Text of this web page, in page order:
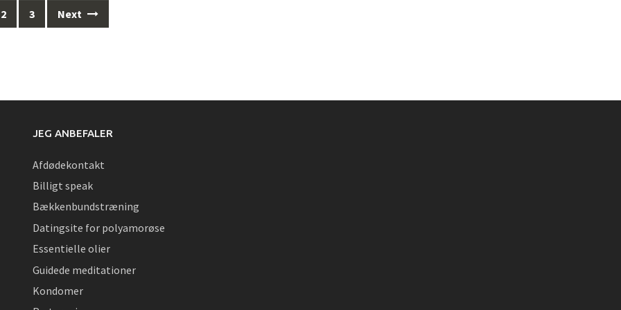
2 3 Next
JEG ANBEFALER
Afdødekontakt
Billigt speak
Bækkenbundstræning
Datingsite for polyamorøse
Essentielle olier
Guidede meditationer
Kondomer